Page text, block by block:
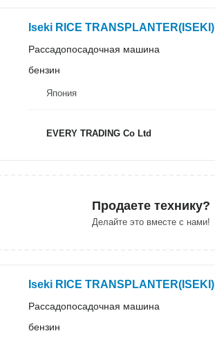
Iseki RICE TRANSPLANTER(ISEKI)
Рассадопосадочная машина
бензин
Япония
EVERY TRADING Co Ltd
Продаете технику?
Делайте это вместе с нами!
Iseki RICE TRANSPLANTER(ISEKI)
Рассадопосадочная машина
бензин